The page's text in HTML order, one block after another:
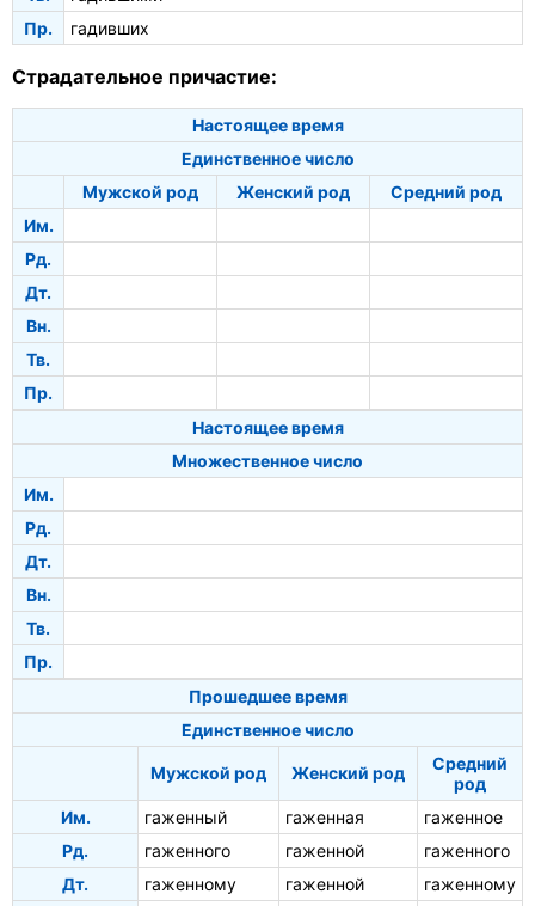
Пр.
гадивших
Страдательное причастие:
Настоящее время
Единственное число
Мужской род
Женский род
Средний род
Им.
Рд.
Дт.
Вн.
Тв.
Пр.
Настоящее время
Множественное число
Им.
Рд.
Дт.
Вн.
Тв.
Пр.
Прошедшее время
Единственное число
Мужской род Женский род
Средний
род
Им.
гаженный гаженная
гаженное
Рд.
гаженного гаженной
гаженного
Дт.
гаженному гаженной гаженному